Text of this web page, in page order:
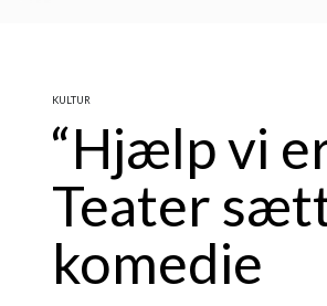
KULTUR
“Hjælp vi
Teater
komedie